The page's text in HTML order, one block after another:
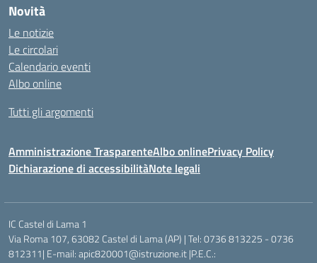
Novità
Le notizie
Le circolari
Calendario eventi
Albo online
Tutti gli argomenti
Amministrazione TrasparenteAlbo onlinePrivacy Policy
Dichiarazione di accessibilitàNote legali
IC Castel di Lama 1
Via Roma 107, 63082 Castel di Lama (AP) | Tel: 0736 813225 - 0736
812311| E-mail: apic820001@istruzione.it |P.E.C.: